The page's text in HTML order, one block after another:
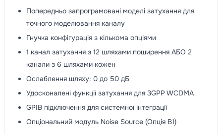
Попередньо запрограмовані моделі затухання для
точного моделювання каналу
Гнучка конфігурація з кількома опціями
1 канал затухання з 12 шляхами поширення АБО 2
канали з 6 шляхами кожен
Ослаблення шляху: 0 до 50 дБ
Удосконалені функції затухання для 3GPP WCDMA
GPIB підключення для системної інтеграції
Опціональний модуль Noise Source (Опція B1)